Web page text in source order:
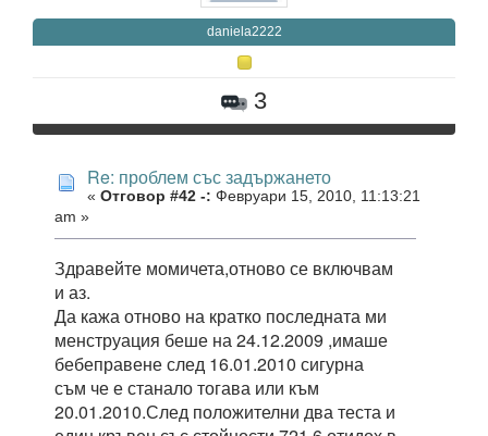
daniela2222
3
Re: проблем със задържането
« Отговор #42 -: Февруари 15, 2010, 11:13:21
am »
Здравейте момичета,отново се включвам
и аз.
Да кажа отново на кратко последната ми
менструация беше на 24.12.2009 ,имаше
бебеправене след 16.01.2010 сигурна
съм че е станало тогава или към
20.01.2010.След положителни два теста и